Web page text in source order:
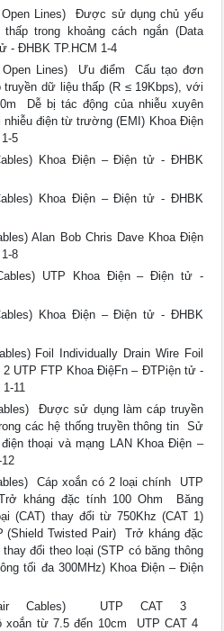
Lines)  Được sử dụng chủ yếu
trong khoảng cách ngắn (Data
- ĐHBK TP.HCM 1-4
Lines)  Ưu điểm  Cấu tạo đơn
truyền dữ liệu thấp (R ≤ 19Kbps), với
 Dễ bị tác động của nhiễu xuyên
nhiễu điện từ trường (EMI) Khoa Điện
5
Khoa Điện – Điện tử - ĐHBK
Khoa Điện – Điện tử - ĐHBK
Alan Bob Chris Dave Khoa Điện
8
UTP Khoa Điện – Điện tử -
Khoa Điện – Điện tử - ĐHBK
Foil Individually Drain Wire Foil
2 UTP FTP Khoa ĐiệFn – ĐTPiện tử -
11
 Được sử dụng làm cáp truyền
các hệ thống truyền thông tin  Sử
thoại và mạng LAN Khoa Điện –
 Cáp xoắn có 2 loại chính  UTP
kháng đặc tính 100 Ohm  Băng
(CAT) thay đổi từ 750Khz (CAT 1)
(Shield Twisted Pair)  Trở kháng đặc
thay đổi theo loại (STP có băng thông
tối đa 300MHz) Khoa Điện – Điện
Cables)  UTP CAT 3 
xoắn từ 7.5 đến 10cm  UTP CAT 4 